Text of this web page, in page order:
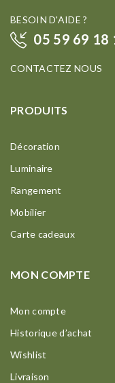
BESOIN D'AIDE ?
05 59 69 18
CONTACTEZ NOUS
PRODUITS
Décoration
Luminaire
Rangement
Mobilier
Carte cadeaux
MON COMPTE
Mon compte
Historique d’achat
Wishlist
Livraison